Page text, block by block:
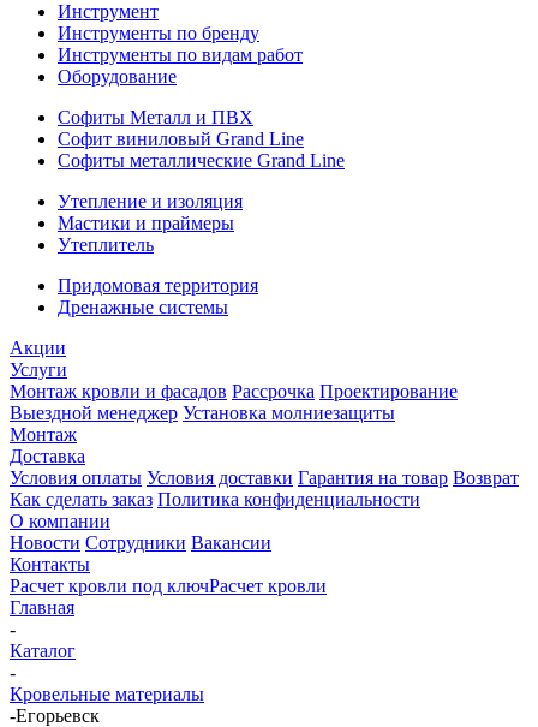
Инструмент
Инструменты по бренду
Инструменты по видам работ
Оборудование
Софиты Металл и ПВХ
Софит виниловый Grand Line
Софиты металлические Grand Line
Утепление и изоляция
Мастики и праймеры
Утеплитель
Придомовая территория
Дренажные системы
Акции
Услуги
Монтаж кровли и фасадов Рассрочка Проектирование
Выездной менеджер Установка молниезащиты
Монтаж
Доставка
Условия оплаты Условия доставки Гарантия на товар Возврат
Как сделать заказ Политика конфиденциальности
О компании
Новости Сотрудники Вакансии
Контакты
Расчет кровли под ключРасчет кровли
Главная
-
Каталог
-
Кровельные материалы
-Егорьевск